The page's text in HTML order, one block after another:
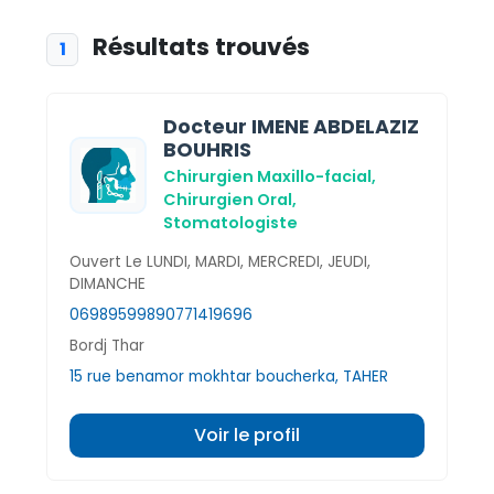
1 Résultats trouvés
Docteur IMENE ABDELAZIZ
BOUHRIS
Chirurgien Maxillo-facial,
Chirurgien Oral,
Stomatologiste
Ouvert Le LUNDI, MARDI, MERCREDI, JEUDI,
DIMANCHE
06989599890771419696
Bordj Thar
15 rue benamor mokhtar boucherka, TAHER
Voir le profil